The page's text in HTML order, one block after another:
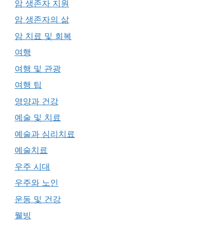
암 생존자 지원
암 생존자의 삶
암 치료 및 회복
여행
여행 및 관광
여행 팁
영양과 건강
예술 및 치료
예술과 심리치료
예술치료
우주 시대
우주와 노인
운동 및 건강
웰빙